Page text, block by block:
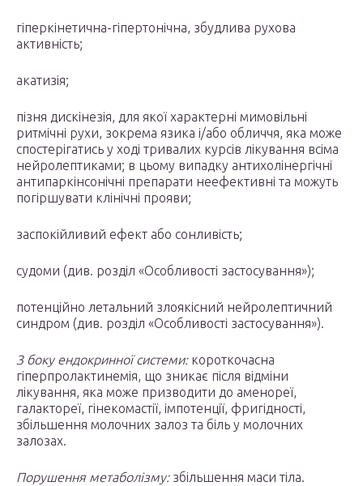
гіперкінетична-гіпертонічна, збудлива рухова
активність;
акатизія;
пізня дискінезія, для якої характерні мимовільні
ритмічні рухи, зокрема язика і/або обличчя, яка може
спостерігатись у ході тривалих курсів лікування всіма
нейролептиками; в цьому випадку антихолінергічні
антипаркінсонічні препарати неефективні та можуть
погіршувати клінічні прояви;
заспокійливий ефект або сонливість;
судоми (див. розділ «Особливості застосування»);
потенційно летальний злоякісний нейролептичний
синдром (див. розділ «Особливості застосування»).
З боку ендокринної системи:короткочасна
гіперпролактинемія, що зникає після відміни
лікування, яка може призводити до аменореї,
галактореї, гінекомастії, імпотенції, фригідності,
збільшення молочних залоз та біль у молочних
залозах.
Порушення метаболізму:збільшення маси тіла.